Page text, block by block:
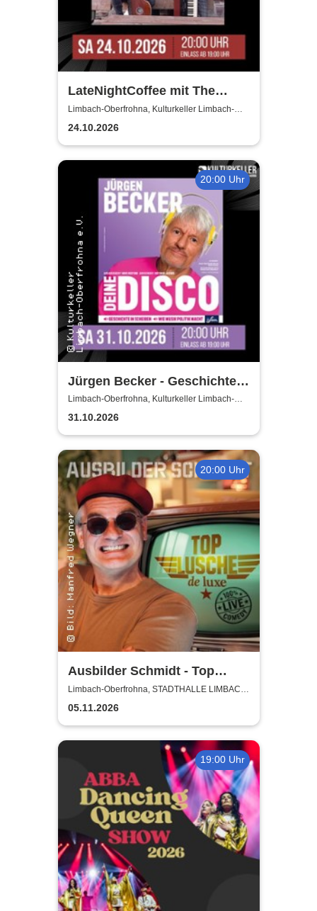
LateNightCoffee mit The
Horseless Riders
Limbach-Oberfrohna, Kulturkeller Limbach-
Oberfrohna
24.10.2026
20:00 Uhr
Jürgen Becker - Geschichte
in Scheiben – wie Musik
Politik macht
Limbach-Oberfrohna, Kulturkeller Limbach-
Oberfrohna
31.10.2026
20:00 Uhr
Ausbilder Schmidt - Top
Lusche de Luxe
Limbach-Oberfrohna, STADTHALLE LIMBACH-
OBERFROHNA
05.11.2026
19:00 Uhr